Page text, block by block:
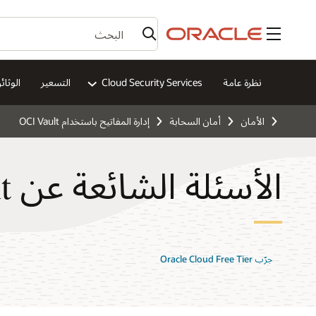
القائمة
نظرة عامة Cloud Security Services التسعير
الأمان أمان السحابة إدارة المفاتيح باستخدام OCI Vault
الأسئلة الشائعة عن Key Management
جرّب Oracle Cloud Free Tier